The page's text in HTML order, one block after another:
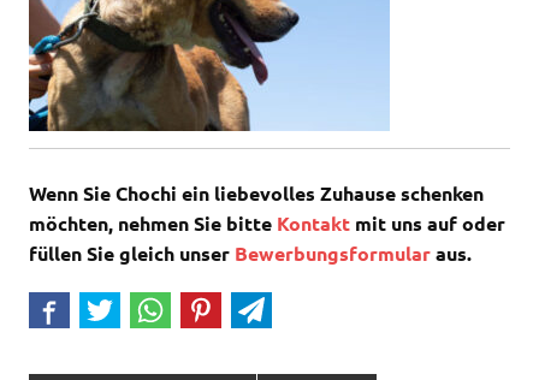
Wenn Sie Chochi ein liebevolles Zuhause schenken
möchten, nehmen Sie bitte Kontakt mit uns auf oder
füllen Sie gleich unser Bewerbungsformularaus.